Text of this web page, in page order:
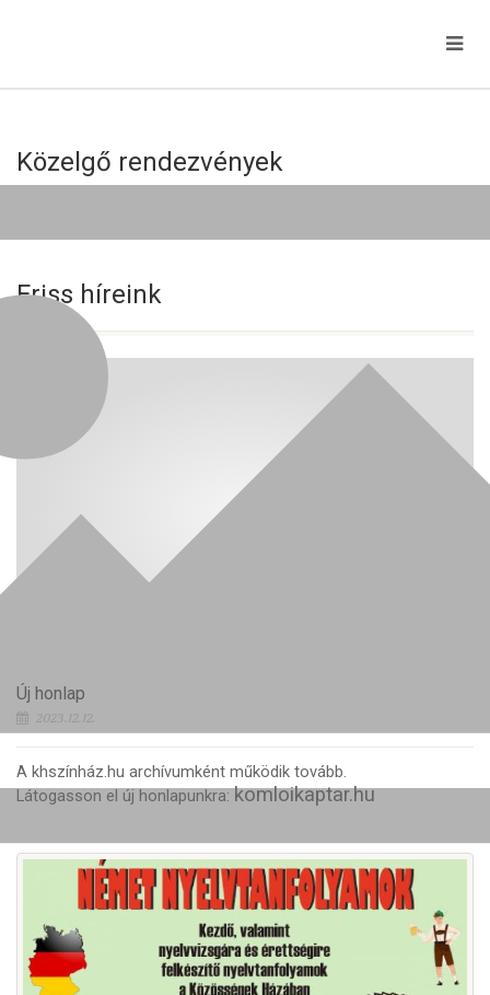
Közelgő rendezvények
Friss híreink
Új honlap
2023.12.12.
A khszínház.hu archívumként működik tovább.
Látogasson el új honlapunkra: komloikaptar.hu